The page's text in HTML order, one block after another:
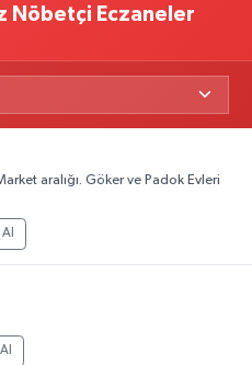
Nöbetçi Eczaneler
aralığı. Göker ve Padok Evleri